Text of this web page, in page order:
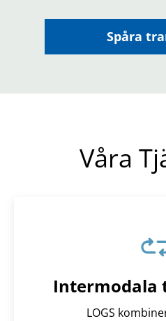
Spåra
Våra
Intermodala
LOGS